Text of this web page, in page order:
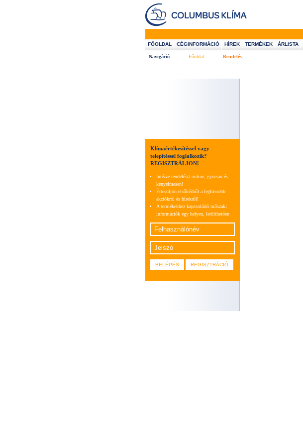
FŐOLDAL
CÉGINFORMÁCIÓ HÍREK TERMÉKEK ÁRLISTA
Navigáció Főoldal Rendelés
Klímaértékesítéssel vagy
telepítéssel foglalkozik?
REGISZTRÁLJON!
Intézze rendelésit online, gyorsan és
kényelmesen!
Értesüljön elsőkézből a legfrissebb
akciókról és hírekről!
A termékekhez kapcsolódó műszaki
információk egy helyen, letölthetően